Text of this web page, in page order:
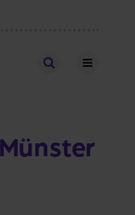
Stellen finden